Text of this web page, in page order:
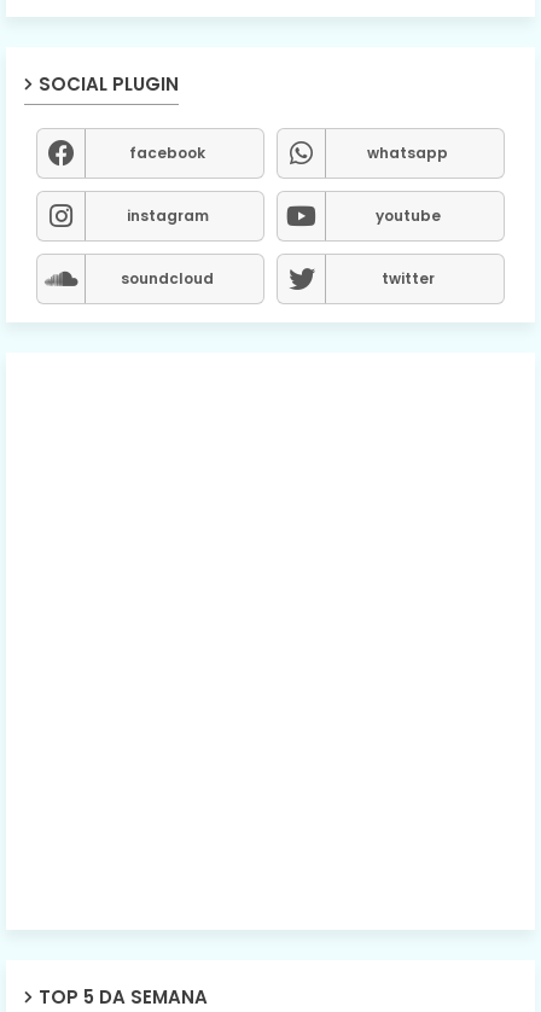
SOCIAL PLUGIN
facebook whatsapp
instagram youtube
soundcloud twitter
TOP 5 DA SEMANA